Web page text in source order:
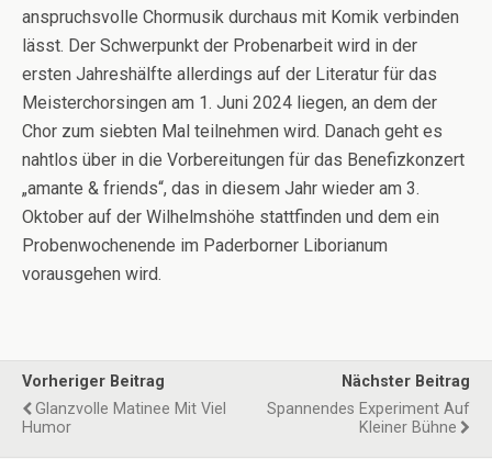
anspruchsvolle Chormusik durchaus mit Komik verbinden
lässt. Der Schwerpunkt der Probenarbeit wird in der
ersten Jahreshälfte allerdings auf der Literatur für das
Meisterchorsingen am 1. Juni 2024 liegen, an dem der
Chor zum siebten Mal teilnehmen wird. Danach geht es
nahtlos über in die Vorbereitungen für das Benefizkonzert
„amante & friends“, das in diesem Jahr wieder am 3.
Oktober auf der Wilhelmshöhe stattfinden und dem ein
Probenwochenende im Paderborner Liborianum
vorausgehen wird.
Vorheriger Beitrag
Glanzvolle Matinee Mit Viel
Humor
Nächster Beitrag
Spannendes Experiment Auf
Kleiner Bühne